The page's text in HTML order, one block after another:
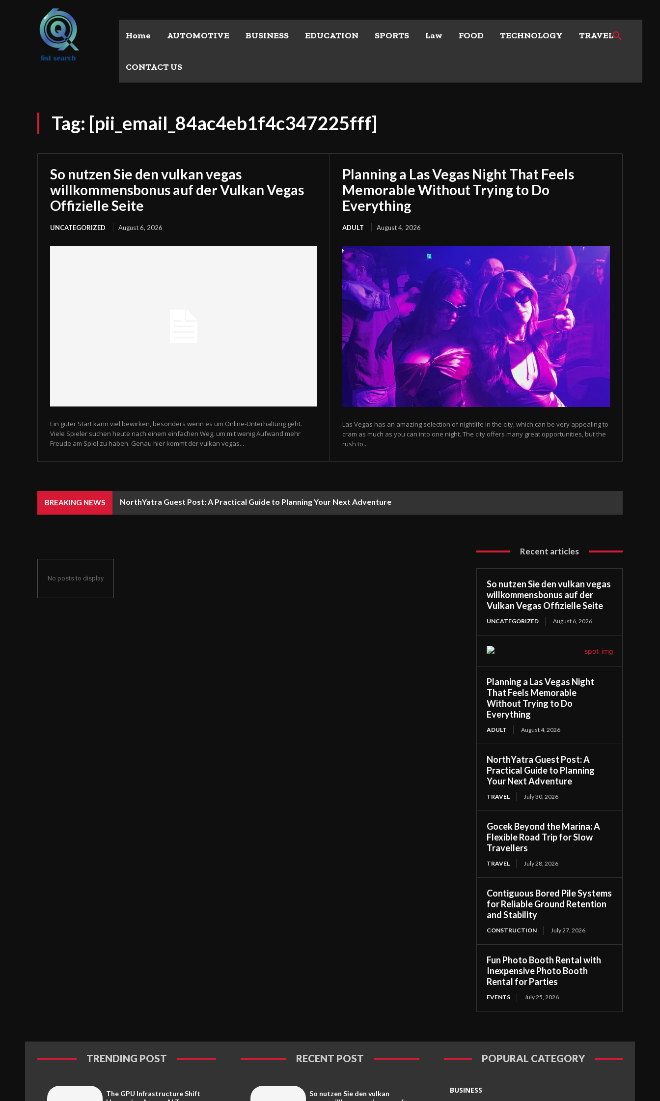
Home AUTOMOTIVE BUSINESS EDUCATION SPORTS Law FOOD TECHNOLOGY TRAVEL
CONTACT US
Tag: [pii_email_84ac4eb1f4c347225fff]
So nutzen Sie den vulkan vegas
willkommensbonus auf der Vulkan Vegas
Offizielle Seite
UNCATEGORIZED August 6, 2026
Ein guter Start kann viel bewirken, besonders wenn es um Online-Unterhaltung geht.
Viele Spieler suchen heute nach einem einfachen Weg, um mit wenig Aufwand mehr
Freude am Spiel zu haben. Genau hier kommt der vulkan vegas...
Planning a Las Vegas Night That Feels
Memorable Without Trying to Do
Everything
ADULT August 4, 2026
Las Vegas has an amazing selection of nightlife in the city, which can be very appealing to
cram as much as you can into one night. The city offers many great opportunities, but the
rush to...
BREAKING NEWS NorthYatra Guest Post: A Practical Guide to Planning Your Next Adventure
No posts to display
Recent articles
So nutzen Sie den vulkan vegas
willkommensbonus auf der
Vulkan Vegas Offizielle Seite
UNCATEGORIZED August 6, 2026
Planning a Las Vegas Night
That Feels Memorable
Without Trying to Do
Everything
ADULT August 4, 2026
NorthYatra Guest Post: A
Practical Guide to Planning
Your Next Adventure
TRAVEL July 30, 2026
Gocek Beyond the Marina: A
Flexible Road Trip for Slow
Travellers
TRAVEL July 28, 2026
Contiguous Bored Pile Systems
for Reliable Ground Retention
and Stability
CONSTRUCTION July 27, 2026
Fun Photo Booth Rental with
Inexpensive Photo Booth
Rental for Parties
EVENTS July 25, 2026
TRENDING POST
The GPU Infrastructure Shift
RECENT POST
So nutzen Sie den vulkan
POPURAL CATEGORY
BUSINESS